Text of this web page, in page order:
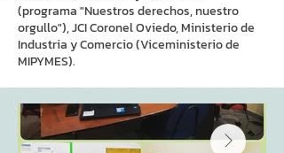
(programa "Nuestros derechos, nuestro
orgullo"), JCI Coronel Oviedo, Ministerio de
Industria y Comercio (Viceministerio de
MIPYMES).